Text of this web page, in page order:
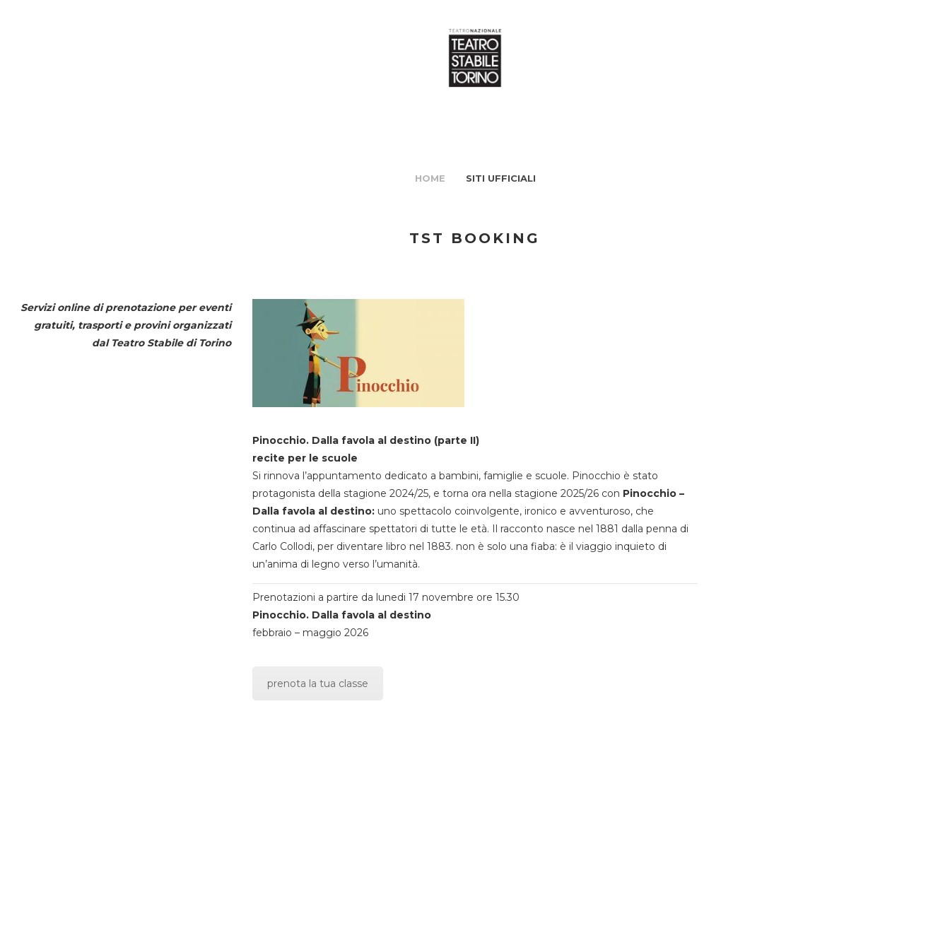
HOME SITI UFFICIALI
TST BOOKING
Servizi online di prenotazione per eventi
gratuiti, trasporti e provini organizzati
dal Teatro Stabile di Torino
Pinocchio. Dalla favola al destino (parte II)
recite per le scuole
Si rinnova l’appuntamento dedicato a bambini, famiglie e scuole. Pinocchio è stato
protagonista della stagione 2024/25, e torna ora nella stagione 2025/26 con Pinocchio –
Dalla favola al destino:uno spettacolo coinvolgente, ironico e avventuroso, che
continua ad affascinare spettatori di tutte le età. Il racconto nasce nel 1881 dalla penna di
Carlo Collodi, per diventare libro nel 1883. non è solo una fiaba: è il viaggio inquieto di
un’anima di legno verso l’umanità.
Prenotazioni a partire da lunedi 17 novembre ore 15.30
Pinocchio. Dalla favola al destino
febbraio – maggio 2026
prenota la tua classe